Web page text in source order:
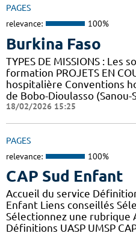
PAGES
relevance: 100%
Burkina Faso
TYPES DE MISSIONS : Les
formation PROJETS EN
hospitalière Conventions
de Bobo-Dioulasso
18/02/2026 15:25
PAGES
relevance: 100%
CAP Sud Enfant
Accueil du service
Enfant Liens conseillés
Sélectionnez une rubrique
Définitions UASP UMSP